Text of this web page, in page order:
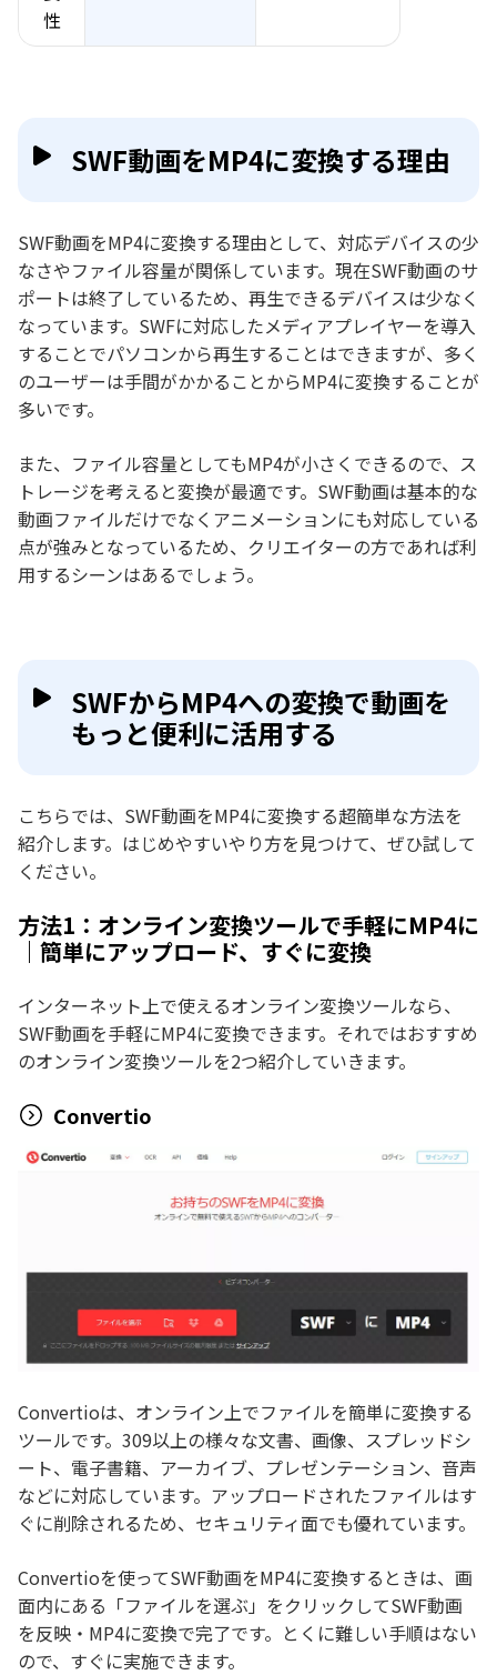
性
SWF動画をMP4に変換する理由
SWF動画をMP4に変換する理由として、対応デバイスの少
なさやファイル容量が関係しています。現在SWF動画のサ
ポートは終了しているため、再生できるデバイスは少なく
なっています。SWFに対応したメディアプレイヤーを導入
することでパソコンから再生することはできますが、多く
のユーザーは手間がかかることからMP4に変換することが
多いです。
また、ファイル容量としてもMP4が小さくできるので、ス
トレージを考えると変換が最適です。SWF動画は基本的な
動画ファイルだけでなくアニメーションにも対応している
点が強みとなっているため、クリエイターの方であれば利
用するシーンはあるでしょう。
SWFからMP4への変換で動画を
もっと便利に活用する
こちらでは、SWF動画をMP4に変換する超簡単な方法を
紹介します。はじめやすいやり方を見つけて、ぜひ試して
ください。
方法1：オンライン変換ツールで手軽にMP4に
｜簡単にアップロード、すぐに変換
インターネット上で使えるオンライン変換ツールなら、
SWF動画を手軽にMP4に変換できます。それではおすすめ
のオンライン変換ツールを2つ紹介していきます。
Convertio
Convertioは、オンライン上でファイルを簡単に変換する
ツールです。309以上の様々な文書、画像、スプレッドシ
ート、電子書籍、アーカイブ、プレゼンテーション、音声
などに対応しています。アップロードされたファイルはす
ぐに削除されるため、セキュリティ面でも優れています。
Convertioを使ってSWF動画をMP4に変換するときは、画
面内にある「ファイルを選ぶ」をクリックしてSWF動画
を反映・MP4に変換で完了です。とくに難しい手順はない
ので、すぐに実施できます。